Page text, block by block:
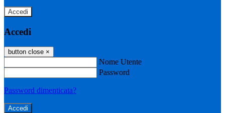
Accedi
Accedi
button close ×
Nome Utente
Password
Password dimenticata?